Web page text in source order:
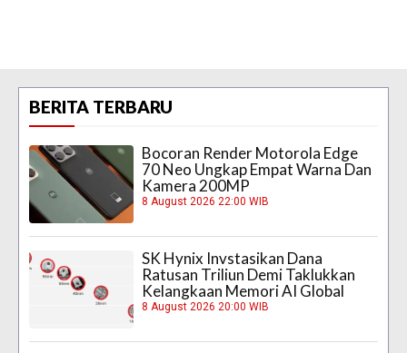
BERITA TERBARU
Bocoran Render Motorola Edge
70 Neo Ungkap Empat Warna Dan
Kamera 200MP
8 August 2026 22:00 WIB
SK Hynix Invstasikan Dana
Ratusan Triliun Demi Taklukkan
Kelangkaan Memori AI Global
8 August 2026 20:00 WIB